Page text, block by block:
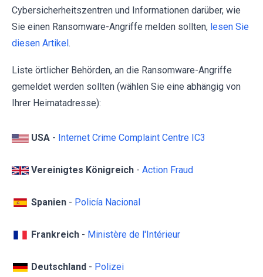
Cybersicherheitszentren und Informationen darüber, wie
Sie einen Ransomware-Angriffe melden sollten, lesen Sie
diesen Artikel .
Liste örtlicher Behörden, an die Ransomware-Angriffe
gemeldet werden sollten (wählen Sie eine abhängig von
Ihrer Heimatadresse):
USA - Internet Crime Complaint Centre IC3
Vereinigtes Königreich - Action Fraud
Spanien - Policía Nacional
Frankreich - Ministère de l'Intérieur
Deutschland - Polizei